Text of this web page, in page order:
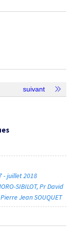
suivant
- juillet 2018
SIBILOT Pr David
Jean SOUQUET